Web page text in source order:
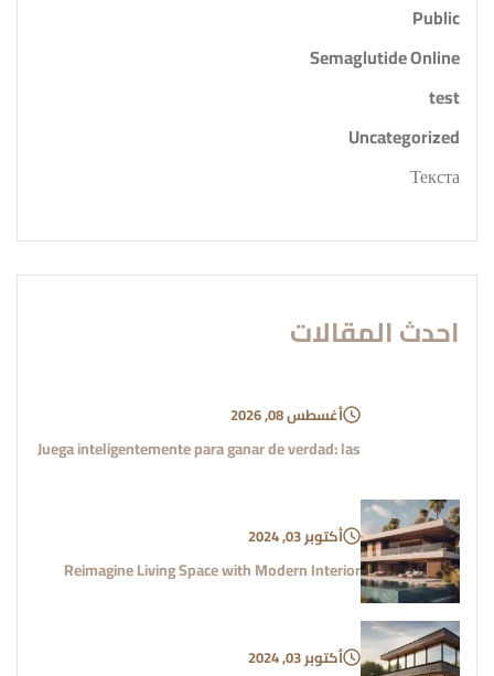
Public
Semaglutide Online
test
Uncategorized
Текста
احدث المقالات
أغسطس 08, 2026
Juega inteligentemente para ganar de verdad: las
أكتوبر 03, 2024
Reimagine Living Space with Modern Interior
أكتوبر 03, 2024